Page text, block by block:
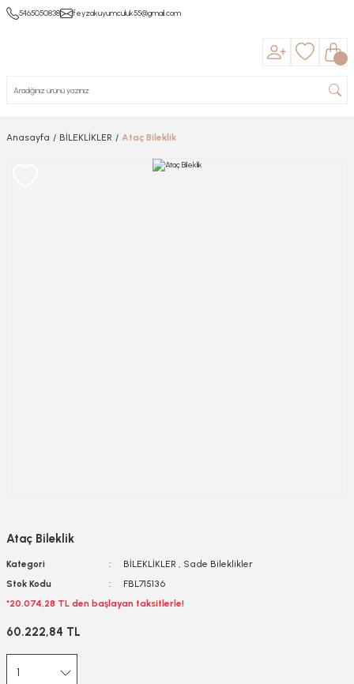
5465050838 feyzakuyumculuk55@gmail.com
Anasayfa BİLEKLİKLER Ataç Bileklik
Ataç Bileklik
Kategori BİLEKLİKLER , Sade Bileklikler
Stok Kodu
FBL715136
*20.074,28 TL den başlayan taksitlerle!
60.222,84 TL